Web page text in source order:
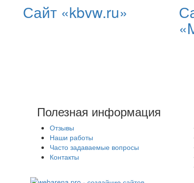
Сайт «kbvw.ru»
Полезная информация
Отзывы
Наши работы
Часто задаваемые вопросы
Контакты